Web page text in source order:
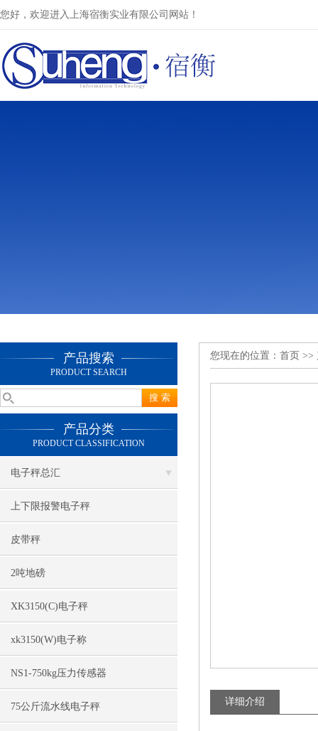
您好，欢迎进入上海宿衡实业有限公司网站！
产品搜索
PRODUCT SEARCH
产品分类
PRODUCT CLASSIFICATION
电子秤总汇
上下限报警电子秤
皮带秤
2吨地磅
XK3150(C)电子秤
xk3150(W)电子称
NS1-750kg压力传感器
75公斤流水线电子秤
您现在的位置： 首页 >>
详细介绍